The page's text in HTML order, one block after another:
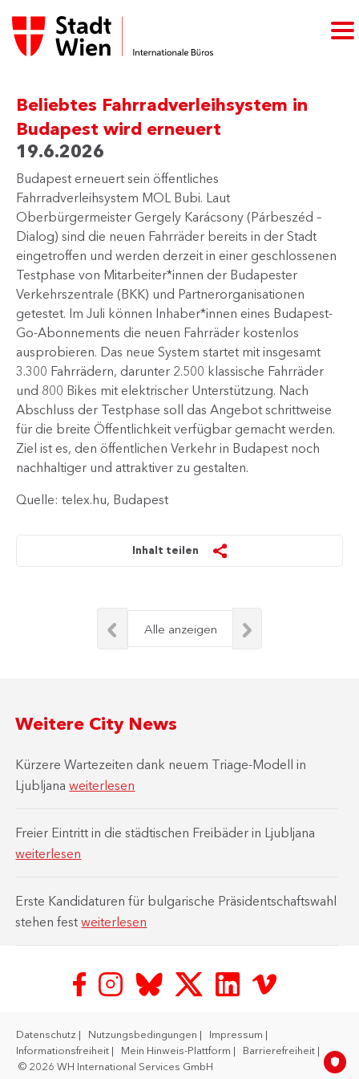
Beliebtes Fahrradverleihsystem in
Budapest wird erneuert
19.6.2026
Budapest erneuert sein öffentliches
Fahrradverleihsystem MOL Bubi. Laut
Oberbürgermeister Gergely Karácsony (Párbeszéd –
Dialog) sind die neuen Fahrräder bereits in der Stadt
eingetroffen und werden derzeit in einer geschlossenen
Testphase von Mitarbeiter*innen der Budapester
Verkehrszentrale (BKK) und Partnerorganisationen
getestet. Im Juli können Inhaber*innen eines Budapest-
Go-Abonnements die neuen Fahrräder kostenlos
ausprobieren. Das neue System startet mit insgesamt
3.300 Fahrrädern, darunter 2.500 klassische Fahrräder
und 800 Bikes mit elektrischer Unterstützung. Nach
Abschluss der Testphase soll das Angebot schrittweise
für die breite Öffentlichkeit verfügbar gemacht werden.
Ziel ist es, den öffentlichen Verkehr in Budapest noch
nachhaltiger und attraktiver zu gestalten.​
Quelle: telex.hu, Budapest
Inhalt teilen
Alle anzeigen
Weitere City News
Kürzere Wartezeiten dank neuem Triage-Modell in
Ljubljanaweiterlesen
Freier Eintritt in die städtischen Freibäder in Ljubljana
weiterlesen
Erste Kandidaturen für bulgarische Präsidentschaftswahl
stehen festweiterlesen
Datenschutz Nutzungsbedingungen
Impressum
Informationsfreiheit
Mein Hinweis-Plattform
Barrierefreiheit
© 2026 WH International Services GmbH